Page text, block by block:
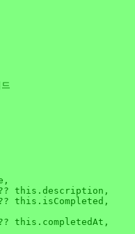
this.description,
this.isCompleted,
this.completedAt,